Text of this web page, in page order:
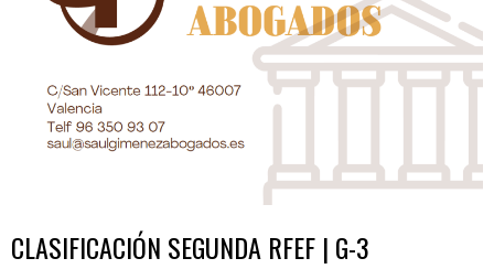
CLASIFICACIÓN SEGUNDA RFEF | G-3